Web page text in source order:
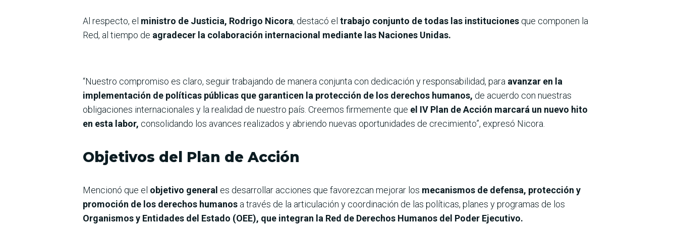
Al respecto, el ministro de Justicia, Rodrigo Nicora, destacó el trabajo conjunto de todas las instituciones que componen la
Red, al tiempo de agradecer la colaboración internacional mediante las Naciones Unidas.
“Nuestro compromiso es claro, seguir trabajando de manera conjunta con dedicación y responsabilidad, para avanzar en la
implementación de políticas públicas que garanticen la protección de los derechos humanos, de acuerdo con nuestras
obligaciones internacionales y la realidad de nuestro país. Creemos firmemente que el IV Plan de Acción marcará un nuevo hito
en esta labor, consolidando los avances realizados y abriendo nuevas oportunidades de crecimiento”, expresó Nicora.
Objetivos del Plan de Acción
Mencionó que el objetivo general es desarrollar acciones que favorezcan mejorar los mecanismos de defensa, protección y
promoción de los derechos humanos a través de la articulación y coordinación de las políticas, planes y programas de los
Organismos y Entidades del Estado (OEE), que integran la Red de Derechos Humanos del Poder Ejecutivo.